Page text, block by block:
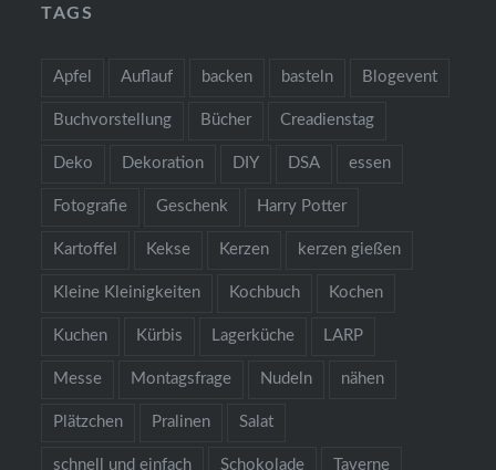
TAGS
Apfel Auflauf backen basteln Blogevent
Buchvorstellung Bücher Creadienstag
Deko Dekoration DIY DSA essen
Fotografie Geschenk Harry Potter
Kartoffel Kekse Kerzen kerzen gießen
Kleine Kleinigkeiten Kochbuch Kochen
Kuchen Kürbis Lagerküche LARP
Messe Montagsfrage Nudeln nähen
Plätzchen Pralinen Salat
schnell und einfach Schokolade Taverne